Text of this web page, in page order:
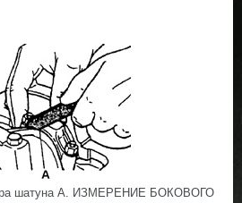
шатуна А. ИЗМЕРЕНИЕ БОКОВОГО